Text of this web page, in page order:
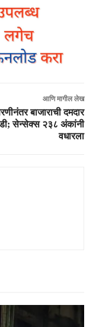
आणि मागील लेख
बाजाराची दमदार
सेन्सेक्स २३८ अंकांनी
वधारला